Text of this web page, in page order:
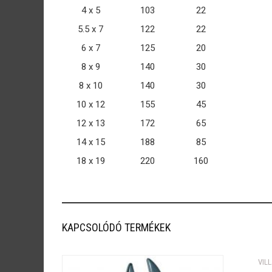
4 x 5
103
22
5.5 x 7
122
22
6 x 7
125
20
8 x 9
140
30
8 x 10
140
30
10 x 12
155
45
12 x 13
172
65
14 x 15
188
85
18 x 19
220 160
KAPCSOLÓDÓ TERMÉKEK